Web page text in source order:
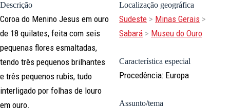
Descrição
Coroa do Menino Jesus em ouro
de 18 quilates, feita com seis
pequenas flores esmaltadas,
tendo três pequenos brilhantes
e três pequenos rubis, tudo
interligado por folhas de louro
em ouro.
Localização geográfica
Sudeste > Minas Gerais >
Sabará > Museu do Ouro
Característica especial
Procedência: Europa
Assunto/tema